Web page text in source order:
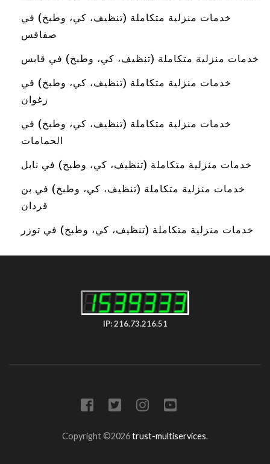
خدمات منزلية متكاملة (تنظيف، كي، وطبخ) في
صفاقس
خدمات منزلية متكاملة (تنظيف، كي، وطبخ) في قابس
خدمات منزلية متكاملة (تنظيف، كي، وطبخ) في
زغوان
خدمات منزلية متكاملة (تنظيف، كي، وطبخ) في
الحمامات
خدمات منزلية متكاملة (تنظيف، كي، وطبخ) في نابل
خدمات منزلية متكاملة (تنظيف، كي، وطبخ) في بن
قردان
خدمات منزلية متكاملة (تنظيف، كي، وطبخ) في توزر
IP: 216.73.216.51
Copyright ©2026trust-multiservices.